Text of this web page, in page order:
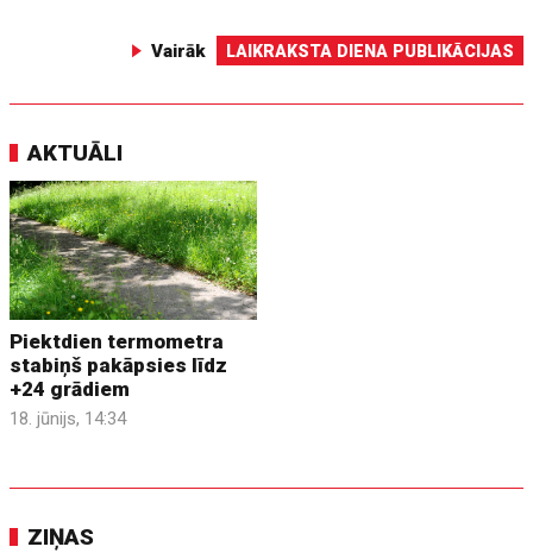
Vairāk LAIKRAKSTA DIENA PUBLIKĀCIJAS
AKTUĀLI
Piektdien termometra
stabiņš pakāpsies līdz
+24 grādiem
18. jūnijs, 14:34
ZIŅAS